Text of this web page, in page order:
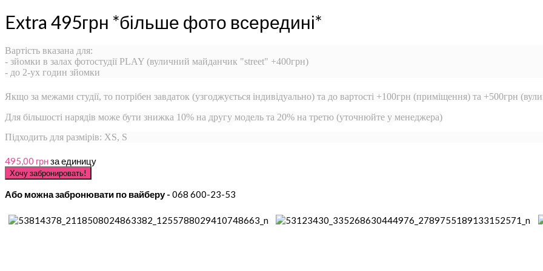
Extra 495грн *більше фото всередині*
Вартість вказана для:
- зйомки в залах фотостудії PLAY (вуличний майданчик "street" +400грн)
- до 2-ух годин зйомки
Якщо за межами студії, то потрібен завдаток (узгоджується індивідуально) та до вартості +100грн (приміщення) та +500грн
Для більшості нарядів може бути знижка 10% на другу модель та 20% на третю (уточнюйте у менеджера)
Підходить для размірів: XS, S
495,00 грнза единицу
Або можна забронювати по вайберу - 068 600-23-53